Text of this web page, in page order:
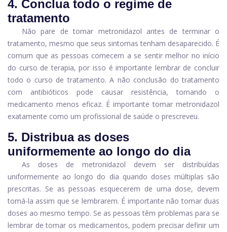
4. Conclua todo o regime de
tratamento
Não pare de tomar metronidazol antes de terminar o
tratamento, mesmo que seus sintomas tenham desaparecido. É
comum que as pessoas comecem a se sentir melhor no início
do curso de terapia, por isso é importante lembrar de concluir
todo o curso de tratamento. A não conclusão do tratamento
com antibióticos pode causar resistência, tornando o
medicamento menos eficaz. É importante tomar metronidazol
exatamente como um profissional de saúde o prescreveu.
5. Distribua as doses
uniformemente ao longo do dia
As doses de metronidazol devem ser distribuídas
uniformemente ao longo do dia quando doses múltiplas são
prescritas. Se as pessoas esquecerem de uma dose, devem
tomá-la assim que se lembrarem. É importante não tomar duas
doses ao mesmo tempo. Se as pessoas têm problemas para se
lembrar de tomar os medicamentos, podem precisar definir um